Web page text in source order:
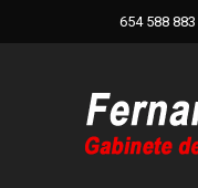
654 588 883